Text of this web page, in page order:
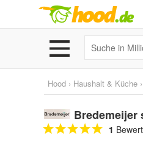
Hood › Haushalt & Küche ›
Bredemeijer
1